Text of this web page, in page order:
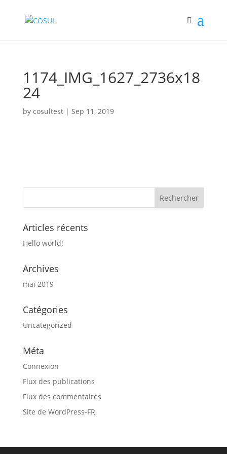
1174_IMG_1627_2736x18
24
by cosultest| Sep 11, 2019
Articles récents
Hello world!
Archives
mai 2019
Catégories
Uncategorized
Méta
Connexion
Flux des publications
Flux des commentaires
Site de WordPress-FR